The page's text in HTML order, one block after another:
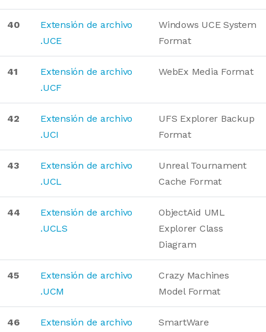
40
Extensión de archivo
.UCE
Windows UCE System
Format
41
Extensión de archivo
.UCF
WebEx Media Format
42
Extensión de archivo
.UCI
UFS Explorer Backup
Format
43
Extensión de archivo
.UCL
Unreal Tournament
Cache Format
44
Extensión de archivo
.UCLS
ObjectAid UML
Explorer Class
Diagram
45
Extensión de archivo
.UCM
Crazy Machines
Model Format
46
Extensión de archivo
SmartWare